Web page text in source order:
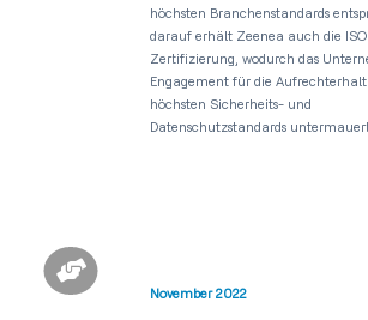
höchsten Branchenstandards
darauf erhält Zeenea auch die
Zertifizierung, wodurch das
Engagement für die
höchsten Sicherheits- und
Datenschutzstandards
November 2022
